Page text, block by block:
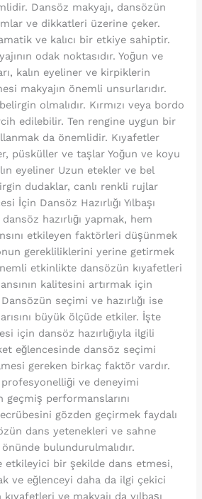
Dansöz makyajı, dansözün
ve dikkatleri üzerine çeker.
ve kalıcı bir etkiye sahiptir.
odak noktasıdır. Yoğun ve
kalın eyeliner ve kirpiklerin
makyajın önemli unsurlarıdır.
olmalıdır. Kırmızı veya bordo
edilebilir. Ten rengine uygun bir
da önemlidir. Kıyafetler
püsküller ve taşlar Yoğun ve koyu
eyeliner Uzun etekler ve bel
dudaklar, canlı renkli rujlar
İçin Dansöz Hazırlığı Yılbaşı
hazırlığı yapmak, hem
etkileyen faktörleri düşünmek
gerekliliklerini yerine getirmek
etkinlikte dansözün kıyafetleri
kalitesini artırmak için
seçimi ve hazırlığı ise
büyük ölçüde etkiler. İşte
için dansöz hazırlığıyla ilgili
eğlencesinde dansöz seçimi
gereken birkaç faktör vardır.
ve deneyimi
geçmiş performanslarını
gözden geçirmek faydalı
dans yetenekleri ve sahne
bulundurulmalıdır.
etkileyici bir şekilde dans etmesi,
ve eğlenceyi daha da ilgi çekici